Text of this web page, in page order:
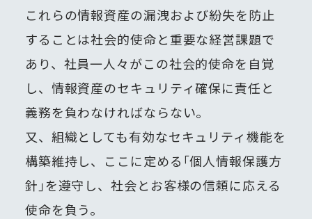
これらの情報資産の漏洩および紛失を防止
することは社会的使命と重要な経営課題で
あり、社員一人々がこの社会的使命を自覚
し、情報資産のセキュリティ確保に責任と
義務を負わなければならない。
又、組織としても有効なセキュリティ機能を
構築維持し、ここに定める｢個人情報保護方
針｣を遵守し、社会とお客様の信頼に応える
使命を負う。